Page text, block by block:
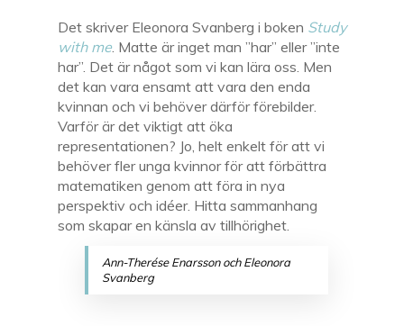
Det skriver Eleonora Svanberg i boken Study
with me. Matte är inget man ”har” eller ”inte
har”. Det är något som vi kan lära oss. Men
det kan vara ensamt att vara den enda
kvinnan och vi behöver därför förebilder.
Varför är det viktigt att öka
representationen? Jo, helt enkelt för att vi
behöver fler unga kvinnor för att förbättra
matematiken genom att föra in nya
perspektiv och idéer. Hitta sammanhang
som skapar en känsla av tillhörighet.
Ann-Therése Enarsson och Eleonora
Svanberg